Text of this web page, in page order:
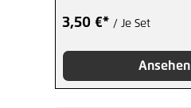
3,50 €* / Je Set
Ansehen